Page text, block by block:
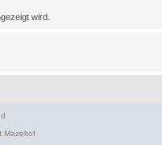
wird.
Mazeltof